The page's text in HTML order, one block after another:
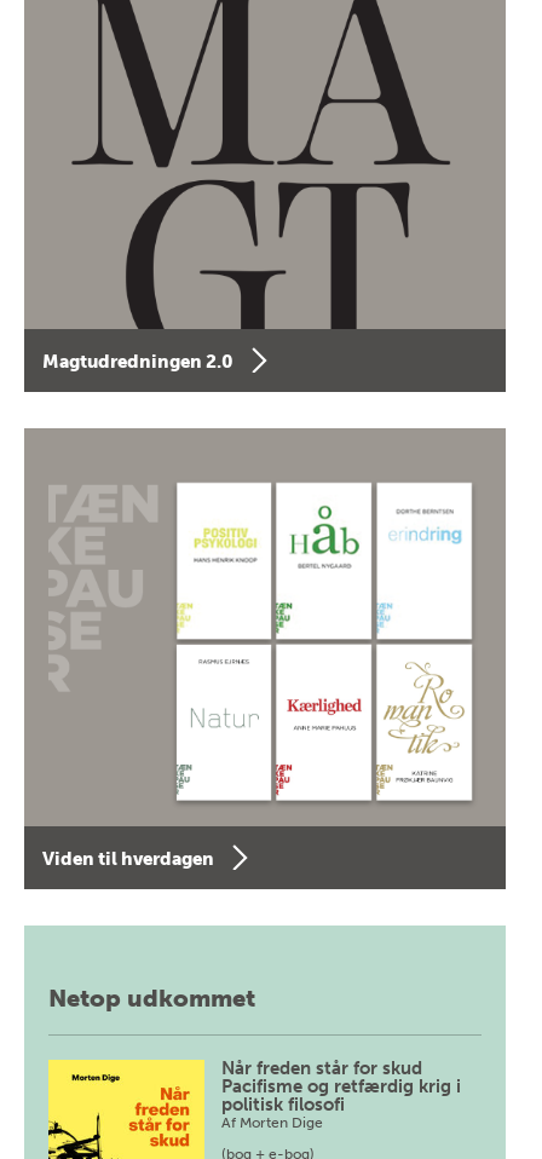
Magtudredningen 2.0
Viden til hverdagen
Netop udkommet
Når freden står for skud
Pacifisme og retfærdig krig i
politisk filosofi
Af Morten Dige
(bog + e-bog)